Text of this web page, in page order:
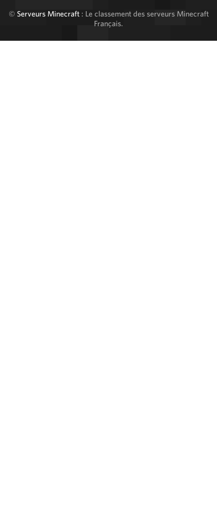
© Serveurs Minecraft: Le classement des serveurs Minecraft
Français.